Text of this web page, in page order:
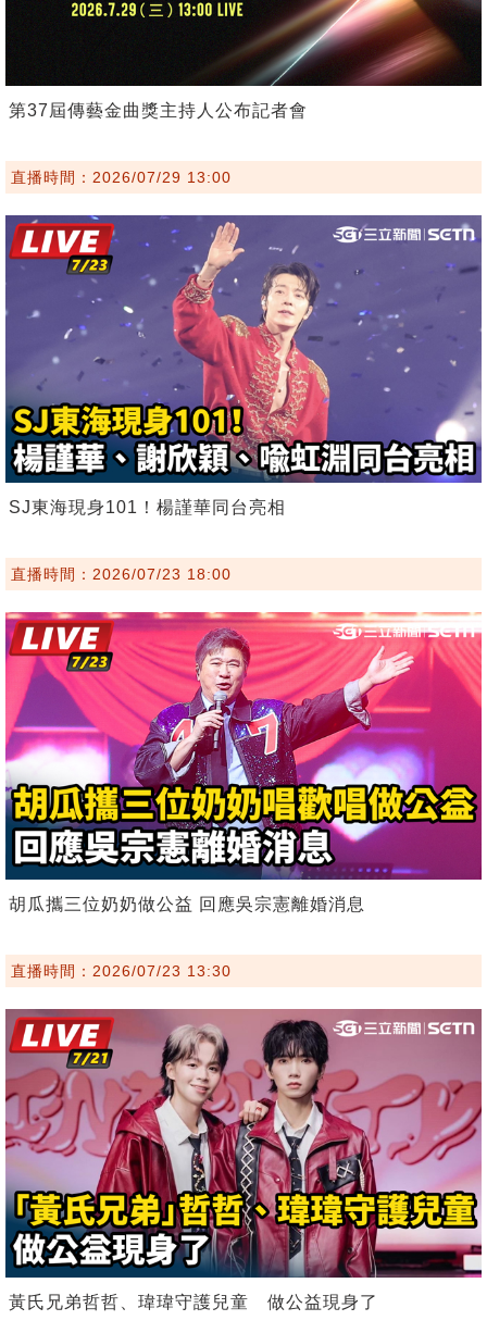
第37屆傳藝金曲獎主持人公布記者會
直播時間：2026/07/29 13:00
SJ東海現身101！楊謹華同台亮相
直播時間：2026/07/23 18:00
胡瓜攜三位奶奶做公益 回應吳宗憲離婚消息
直播時間：2026/07/23 13:30
黃氏兄弟哲哲、瑋瑋守護兒童 做公益現身了